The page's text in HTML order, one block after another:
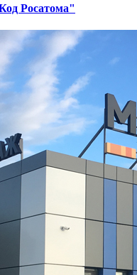
Росатома"